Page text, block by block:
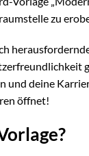
zu
deine
öffnet!